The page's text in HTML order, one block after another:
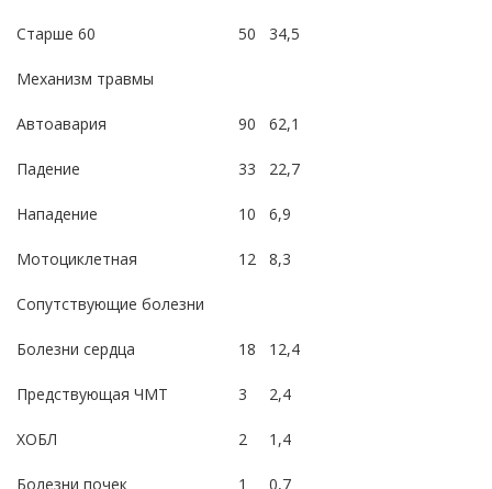
Старше 60 50 34,5
Механизм травмы
Автоавария 90 62,1
Падение 33 22,7
Нападение 10 6,9
Мотоциклетная 12 8,3
Сопутствующие болезни
Болезни сердца 18 12,4
Предствующая ЧМТ 3 2,4
ХОБЛ 2 1,4
Болезни почек 1 0,7